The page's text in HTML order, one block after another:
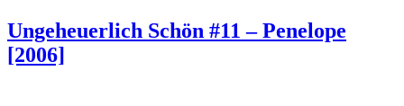
Ungeheuerlich Schön #11 – Penelope
[2006]